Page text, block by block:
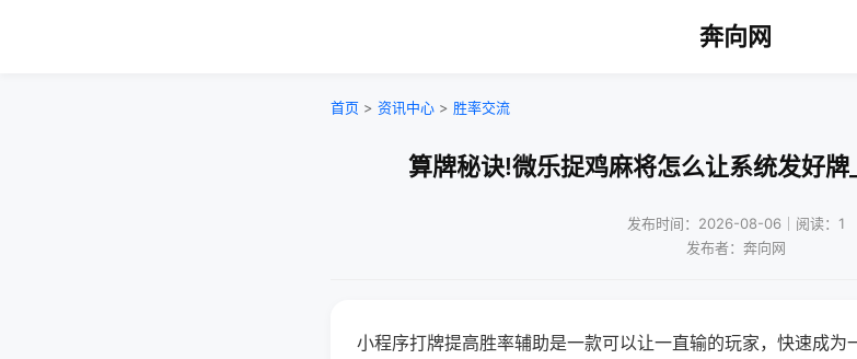
奔向网
首页 > 资讯中心 > 胜率交流
算牌秘诀!微乐捉鸡麻将怎么让系统发好
发布时间：2026-08-06｜阅读：1
发布者：奔向网
小程序打牌提高胜率辅助是一款可以让一直输的玩家，快速成为